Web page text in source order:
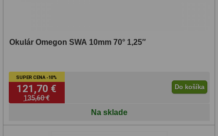
Okulár Omegon SWA 10mm 70° 1,25″
SUPER CENA -10%
121,70 €
135,60 €
Do košíka
Na sklade